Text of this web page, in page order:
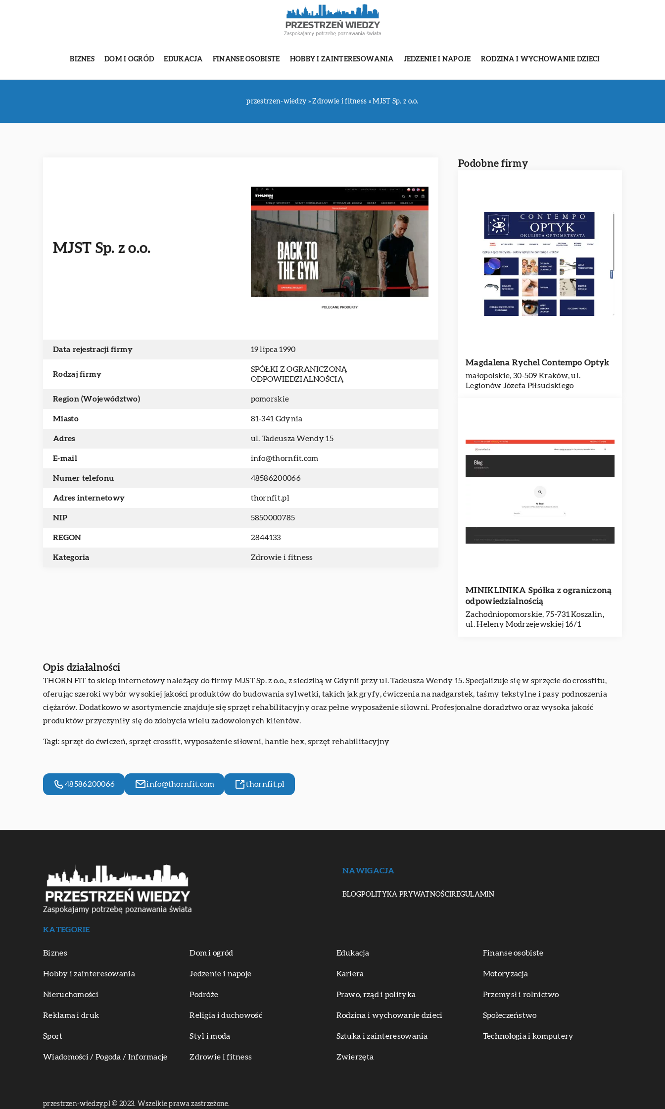
BIZNES DOM I OGRÓD EDUKACJA FINANSE OSOBISTE HOBBY I ZAINTERESOWANIA JEDZENIE I NAPOJE RODZINA I WYCHOWANIE DZIECI
przestrzen-wiedzy »Zdrowie i fitness »MJST Sp. z o.o.
MJST Sp. z o.o.
Data rejestracji firmy 19 lipca 1990
Rodzaj firmy
SPÓŁKI Z OGRANICZONĄ
ODPOWIEDZIALNOŚCIĄ
Region (Województwo) pomorskie
Miasto 81-341 Gdynia
Adres ul. Tadeusza Wendy 15
E-mail info@thornfit.com
Numer telefonu 48586200066
Adres internetowy thornfit.pl
NIP 5850000785
REGON 2844133
Kategoria Zdrowie i fitness
Podobne firmy
Magdalena Rychel Contempo Optyk
małopolskie, 30-509 Kraków, ul.
Legionów Józefa Piłsudskiego
MINIKLINIKA Spółka z ograniczoną
odpowiedzialnością
Zachodniopomorskie, 75-731 Koszalin,
ul. Heleny Modrzejewskiej 16/1
Opis działalności
THORN FIT to sklep internetowy należący do firmy MJST Sp. z o.o., z siedzibą w Gdynii przy ul. Tadeusza Wendy 15. Specjalizuje się w sprzęcie do crossfitu,
oferując szeroki wybór wysokiej jakości produktów do budowania sylwetki, takich jak gryfy, ćwiczenia na nadgarstek, taśmy tekstylne i pasy podnoszenia
ciężarów. Dodatkowo w asortymencie znajduje się sprzęt rehabilitacyjny oraz pełne wyposażenie siłowni. Profesjonalne doradztwo oraz wysoka jakość
produktów przyczyniły się do zdobycia wielu zadowolonych klientów.
Tagi: sprzęt do ćwiczeń, sprzęt crossfit, wyposażenie siłowni, hantle hex, sprzęt rehabilitacyjny
48586200066 info@thornfit.com thornfit.pl
NAWIGACJA
BLOGPOLITYKA PRYWATNOŚCIREGULAMIN
KATEGORIE
Biznes Dom i ogród Edukacja Finanse osobiste
Hobby i zainteresowania Jedzenie i napoje Kariera Motoryzacja
Nieruchomości Podróże Prawo, rząd i polityka Przemysł i rolnictwo
Reklama i druk Religia i duchowość Rodzina i wychowanie dzieci Społeczeństwo
Sport Styl i moda Sztuka i zainteresowania Technologia i komputery
Wiadomości / Pogoda / Informacje Zdrowie i fitness Zwierzęta
przestrzen-wiedzy.pl © 2023. Wszelkie prawa zastrzeżone.